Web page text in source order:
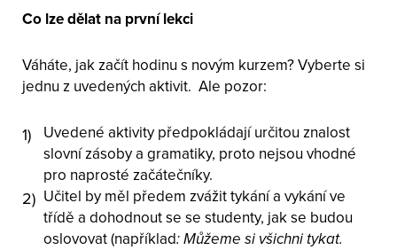
Co lze dělat na první lekci
Váháte, jak začít hodinu s novým kurzem? Vyberte si
jednu z uvedených aktivit. Ale pozor:
Uvedené aktivity předpokládají určitou znalost
slovní zásoby a gramatiky, proto nejsou vhodné
pro naprosté začátečníky.
Učitel by měl předem zvážit tykání a vykání ve
třídě a dohodnout se se studenty, jak se budou
oslovovat (například: Můžeme si všichni tykat.